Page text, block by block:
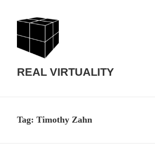
REAL VIRTUALITY
Tag:Timothy Zahn